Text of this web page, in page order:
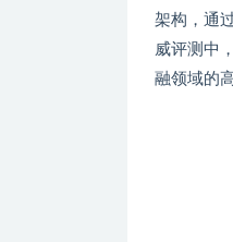
架构，通
威评测中
融领域的